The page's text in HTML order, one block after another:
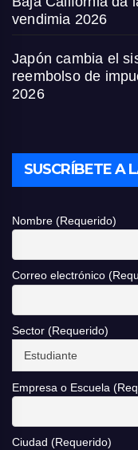
vendimia 2026
Japón cambia el
reembolso de
2026
SUSCRÍBETE A
Nombre (Requerido)
Correo electrónico
Sector (Requerido)
Empresa o Escuela
Ciudad (Requerido)